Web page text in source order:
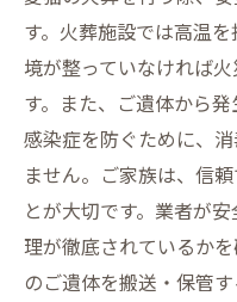
す。火葬施設では高温
境が整っていなければ
す。また、ご遺体から
感染症を防ぐために、
ません。ご家族は、信
とが大切です。業者が
理が徹底されているか
のご遺体を搬送・保管